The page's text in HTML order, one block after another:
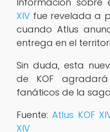
XIVfue revelada a
cuando Atlus
entrega en el
Sin duda, esta
de KOF
fanáticos de la
Fuente:Atlus KOF
XIV